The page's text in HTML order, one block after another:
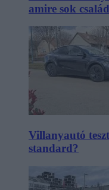
amire sok
Villanyautó
standard?